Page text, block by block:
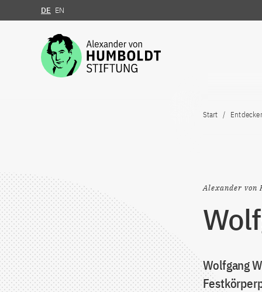
Zum Inhalt springen
DE EN
Start
Alexander von
Wolfgang